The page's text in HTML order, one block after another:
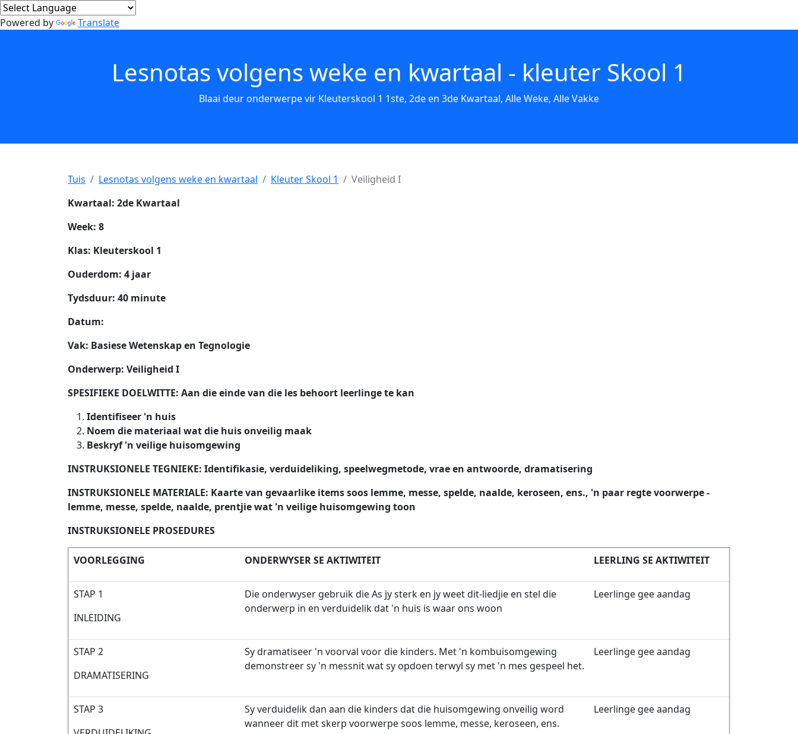
Powered by Translate
Lesnotas volgens weke en kwartaal - kleuter Skool 1
Blaai deur onderwerpe vir Kleuterskool 1 1ste, 2de en 3de Kwartaal, Alle Weke, Alle Vakke
Tuis Lesnotas volgens weke en kwartaal Kleuter Skool 1
Veiligheid I
Kwartaal: 2de Kwartaal
Week: 8
Klas: Kleuterskool 1
Ouderdom: 4 jaar
Tydsduur: 40 minute
Datum:
Vak: Basiese Wetenskap en Tegnologie
Onderwerp: Veiligheid I
SPESIFIEKE DOELWITTE: Aan die einde van die les behoort leerlinge te kan
Identifiseer 'n huis
Noem die materiaal wat die huis onveilig maak
Beskryf 'n veilige huisomgewing
INSTRUKSIONELE TEGNIEKE: Identifikasie, verduideliking, speelwegmetode, vrae en antwoorde, dramatisering
INSTRUKSIONELE MATERIALE: Kaarte van gevaarlike items soos lemme, messe, spelde, naalde, keroseen, ens., 'n paar regte voorwerpe -
lemme, messe, spelde, naalde, prentjie wat 'n veilige huisomgewing toon
INSTRUKSIONELE PROSEDURES
VOORLEGGING ONDERWYSER SE AKTIWITEIT LEERLING SE AKTIWITEIT
STAP 1
INLEIDING
Die onderwyser gebruik die As jy sterk en jy weet dit-liedjie en stel die
onderwerp in en verduidelik dat 'n huis is waar ons woon
Leerlinge gee aandag
STAP 2
DRAMATISERING
Sy dramatiseer 'n voorval voor die kinders. Met 'n kombuisomgewing
demonstreer sy 'n messnit wat sy opdoen terwyl sy met 'n mes gespeel het.
Leerlinge gee aandag
STAP 3
Sy verduidelik dan aan die kinders dat die huisomgewing onveilig word
wanneer dit met skerp voorwerpe soos lemme, messe, keroseen, ens.
Leerlinge gee aandag